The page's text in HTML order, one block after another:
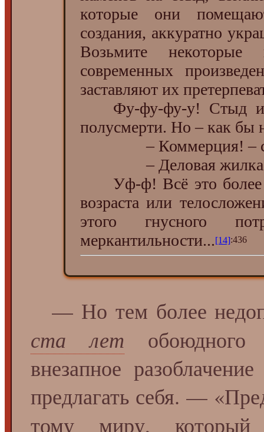
которые они
создания, аккуратно
Возьмите некоторые
современных
заставляют их
Фу-фу-фу-у! Стыд их
полусмерти. Но – как бы
– Коммерция! –
– Деловая жилка! –
Уф-ф! Всё это более
возраста или
этого гнусного
меркантильности...[14]:436
— Но тем более
ста лет обоюдного
внезапное
предлагать себя. —
тому миру,